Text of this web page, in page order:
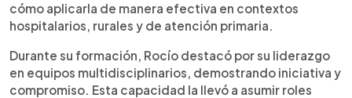
cómo aplicarla de manera efectiva en contextos
hospitalarios, rurales y de atención primaria.
Durante su formación, Rocío destacó por su liderazgo
en equipos multidisciplinarios, demostrando iniciativa y
compromiso. Esta capacidad la llevó a asumir roles